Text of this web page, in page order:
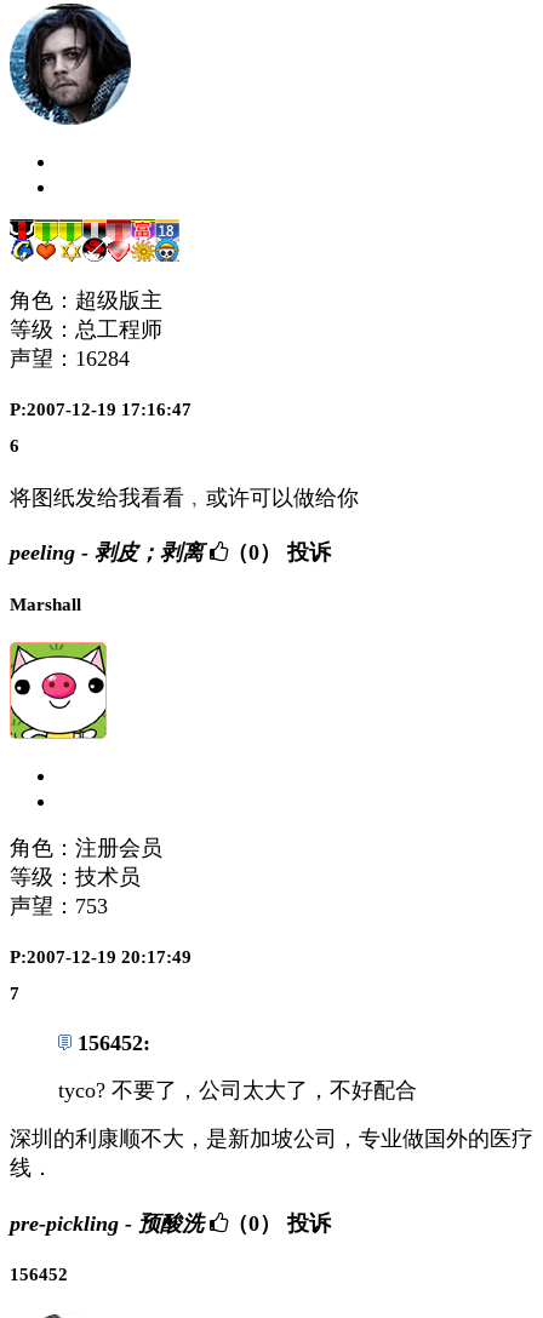
角色：超级版主
等级：总工程师
声望： 16284
P:2007-12-19 17:16:47
6
将图纸发给我看看﹐或许可以做给你
peeling - 剥皮；剥离 （0） 投诉
Marshall
角色：注册会员
等级：技术员
声望： 753
P:2007-12-19 20:17:49
7
156452:
tyco? 不要了，公司太大了，不好配合
深圳的利康顺不大，是新加坡公司，专业做国外的医疗
线．
pre-pickling - 预酸洗 （0） 投诉
156452